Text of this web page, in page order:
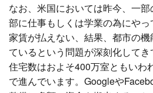
なお、米国においては昨今、一
部に仕事もしくは学業の為にや
家賃が払えない、結果、都市の
ているという問題が深刻化して
住宅数はおよそ400万室ともいわ
で進んでいます。Googleや